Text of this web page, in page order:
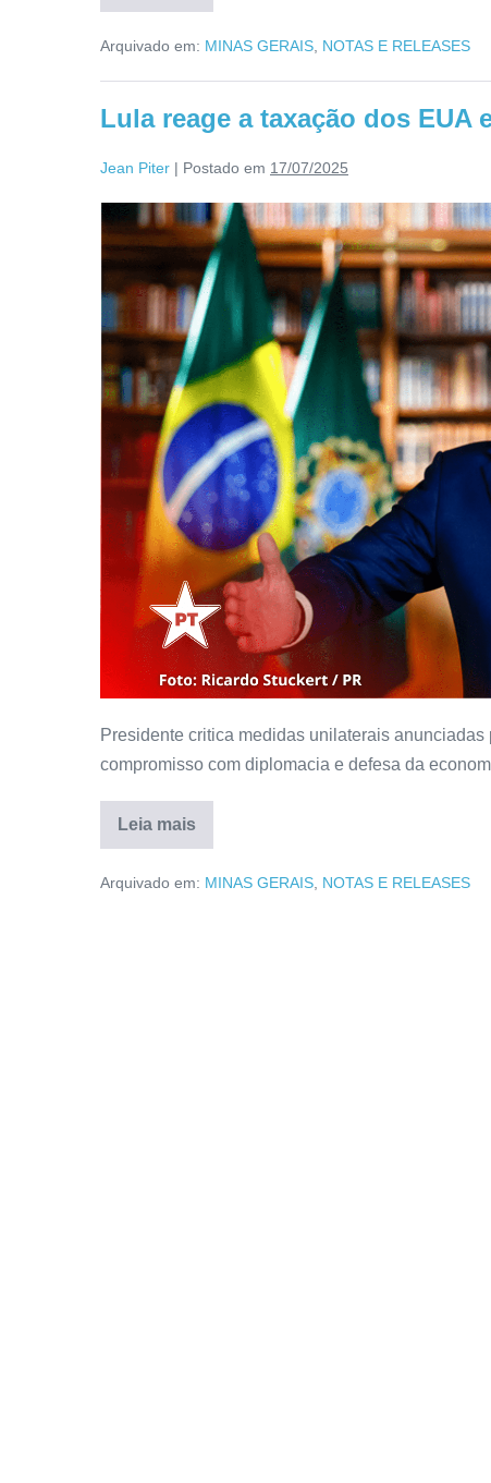
Arquivado em: MINAS GERAIS, NOTAS E RELEASES
Lula reage a taxação dos EUA
Jean Piter | Postado em 17/07/2025
Presidente critica medidas unilaterais
compromisso com diplomacia e defesa da
Leia mais
Arquivado em: MINAS GERAIS, NOTAS E RELEASES